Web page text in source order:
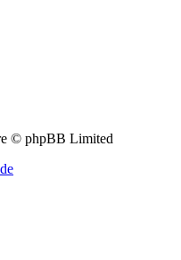
© phpBB Limited